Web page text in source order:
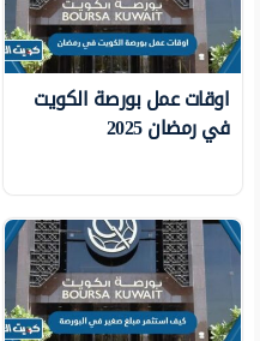
اوقات عمل بورصة الكويت
في رمضان 2025